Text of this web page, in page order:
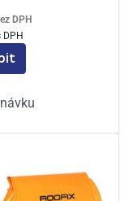
DPH
DPH